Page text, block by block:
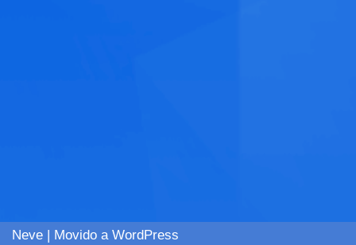
Neve | Movido a WordPress